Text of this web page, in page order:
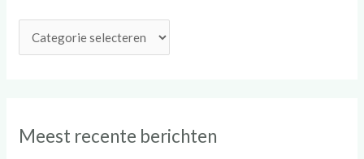
Meest recente berichten